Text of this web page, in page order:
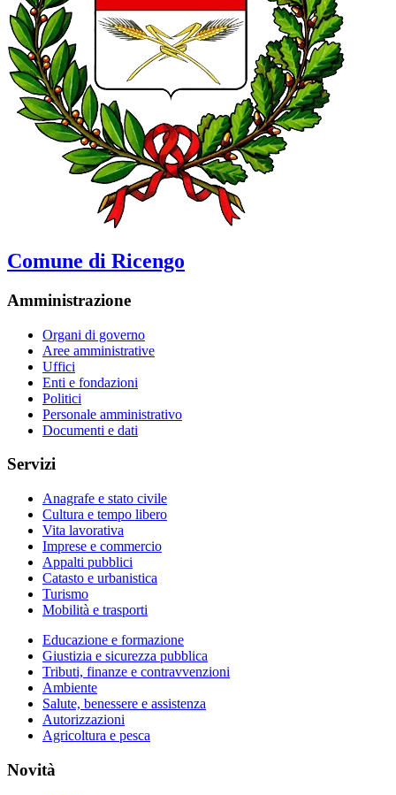
Comune di Ricengo
Amministrazione
Organi di governo
Aree amministrative
Uffici
Enti e fondazioni
Politici
Personale amministrativo
Documenti e dati
Servizi
Anagrafe e stato civile
Cultura e tempo libero
Vita lavorativa
Imprese e commercio
Appalti pubblici
Catasto e urbanistica
Turismo
Mobilità e trasporti
Educazione e formazione
Giustizia e sicurezza pubblica
Tributi, finanze e contravvenzioni
Ambiente
Salute, benessere e assistenza
Autorizzazioni
Agricoltura e pesca
Novità